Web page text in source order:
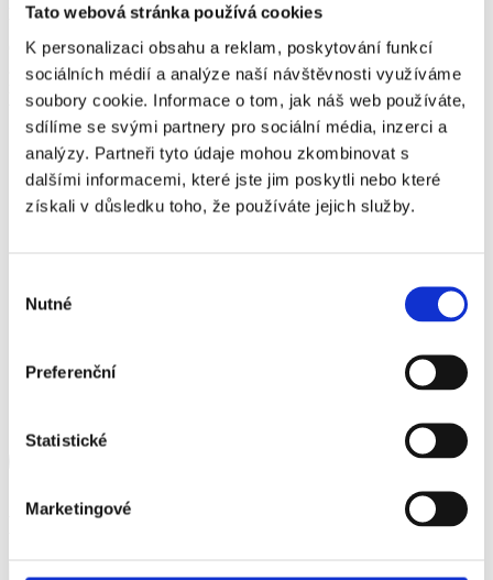
Tato webová stránka používá cookies
K personalizaci obsahu a reklam, poskytování funkcí
sociálních médií a analýze naší návštěvnosti využíváme
soubory cookie. Informace o tom, jak náš web používáte,
sdílíme se svými partnery pro sociální média, inzerci a
analýzy. Partneři tyto údaje mohou zkombinovat s
dalšími informacemi, které jste jim poskytli nebo které
získali v důsledku toho, že používáte jejich služby.
souhlasu
Nutné
Preferenční
Statistické
Marketingové
panelu, přeřežeme.
Otvor o rozměrech 900 x 2000 mm ve stěně provádíme přibližně za
2 hodiny.Řezání je hlučné, proto doporučujeme upozornit ostatní
nájemníky na prováděné práce. Vždy se potřebujeme se napojit na
vodu. Vodu vysáváme.
Výřez otvoru 1 200 x 2 000 mm
Další služby